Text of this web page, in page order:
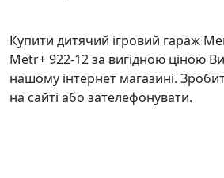
Купити дитячий ігровий гараж
Metr+ 922-12 за вигідною ціною
нашому інтернет магазині.
на сайті або зателефонувати.